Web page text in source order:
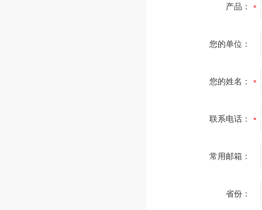
产品：
您的单位：
您的姓名：
联系电话：
常用邮箱：
省份：